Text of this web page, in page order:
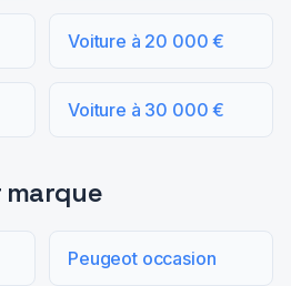
Voiture à 20 000 €
Voiture à 30 000 €
marque
Peugeot occasion